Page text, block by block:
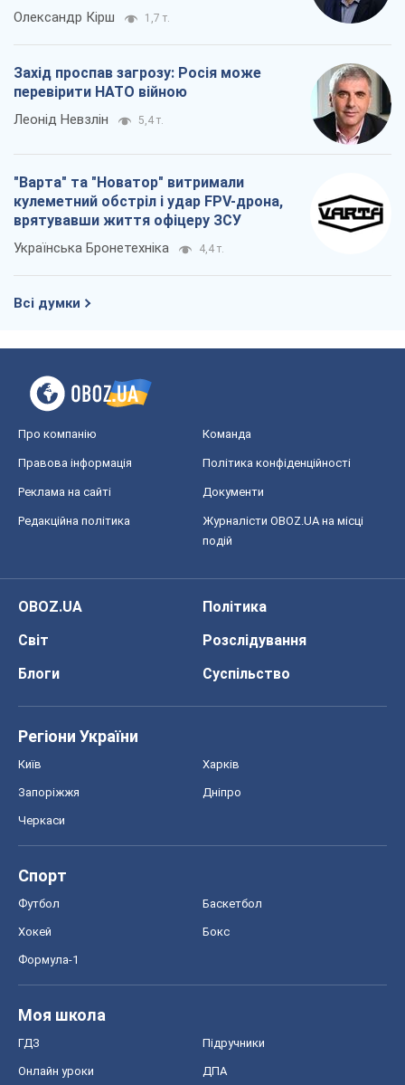
Олександр Кірш 1,7 т.
Захід проспав загрозу: Росія може
перевірити НАТО війною
Леонід Невзлін 5,4 т.
"Варта" та "Новатор" витримали
кулеметний обстріл і удар FPV-дрона,
врятувавши життя офіцеру ЗСУ
Українська Бронетехніка 4,4 т.
Всі думки
Про компанію Команда
Правова інформація Політика конфіденційності
Реклама на сайті Документи
Редакційна політика
Журналісти OBOZ.UA на місці
подій
OBOZ.UA
Політика
Світ
Розслідування
Блоги
Суспільство
Регіони України
Київ Харків
Запоріжжя Дніпро
Черкаси
Спорт
Футбол Баскетбол
Хокей Бокс
Формула-1
Моя школа
ГДЗ Підручники
Онлайн уроки ДПА